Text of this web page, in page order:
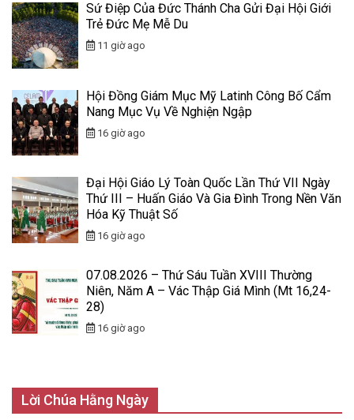
Sứ Điệp Của Đức Thánh Cha Gửi Đại Hội Giới
Trẻ Đức Mẹ Mễ Du
11 giờ ago
Hội Đồng Giám Mục Mỹ Latinh Công Bố Cẩm
Nang Mục Vụ Về Nghiện Ngập
16 giờ ago
Đại Hội Giáo Lý Toàn Quốc Lần Thứ VII Ngày
Thứ III – Huấn Giáo Và Gia Đình Trong Nền Văn
Hóa Kỹ Thuật Số
16 giờ ago
07.08.2026 – Thứ Sáu Tuần XVIII Thường
Niên, Năm A – Vác Thập Giá Mình (Mt 16,24-
28)
16 giờ ago
Lời Chúa Hằng Ngày